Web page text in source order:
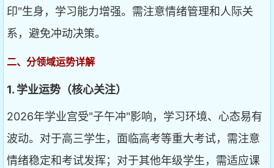
印"生身，学习能力增强。需注意情绪管理和人际关
系，避免冲动决策。
二、分领域运势详解
1. 学业运势（核心关注）
2026年学业宫受"子午冲"影响，学习环境、心态易有
波动。对于高三学生，面临高考等重大考试，需注意
情绪稳定和考试发挥；对于其他年级学生，需适应课